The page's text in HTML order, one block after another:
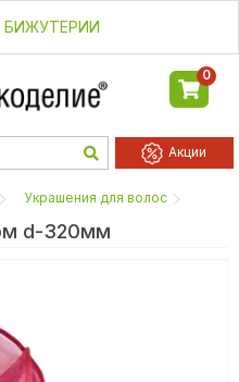
0
Акции
Украшения для волос
d-320мм